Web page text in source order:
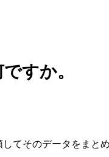
すか。
てそのデータをまと